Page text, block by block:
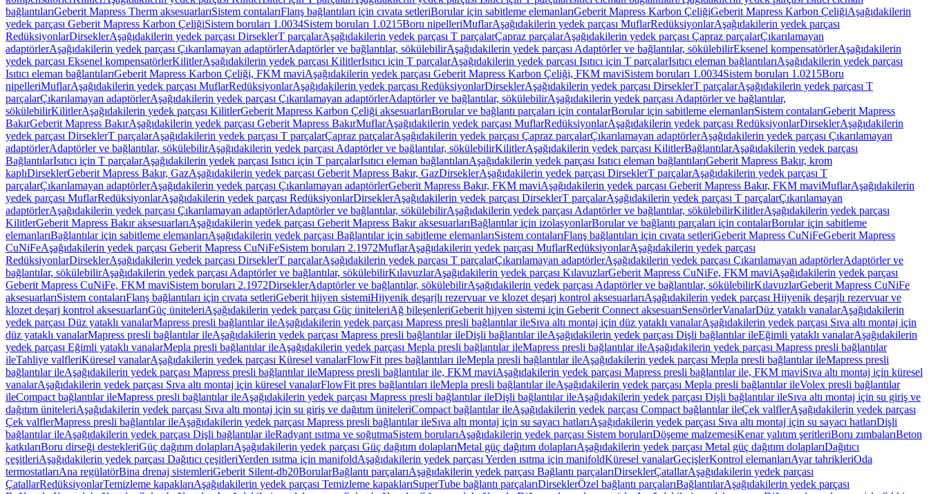
bağlantılarıGeberit Mapress Therm aksesuarlarıSistem contalarıFlanş bağlantıları için cıvata setleriBorular için sabitleme elemanlarıGeberit Mapress Karbon ÇeliğiGeberit Mapress Karbon ÇeliğiAşağıdakilerin
yedek parçası Geberit Mapress Karbon ÇeliğiSistem boruları 1.0034Sistem boruları 1.0215Boru nipelleriMuflarAşağıdakilerin yedek parçası MuflarRedüksiyonlarAşağıdakilerin yedek parçası
RedüksiyonlarDirseklerAşağıdakilerin yedek parçası DirseklerT parçalarAşağıdakilerin yedek parçası T parçalarÇapraz parçalarAşağıdakilerin yedek parçası Çapraz parçalarÇıkarılamayan
adaptörlerAşağıdakilerin yedek parçası Çıkarılamayan adaptörlerAdaptörler ve bağlantılar, sökülebilirAşağıdakilerin yedek parçası Adaptörler ve bağlantılar, sökülebilirEksenel kompensatörlerAşağıdakilerin
yedek parçası Eksenel kompensatörlerKilitlerAşağıdakilerin yedek parçası KilitlerIsıtıcı için T parçalarAşağıdakilerin yedek parçası Isıtıcı için T parçalarIsıtıcı eleman bağlantılarıAşağıdakilerin yedek parçası
Isıtıcı eleman bağlantılarıGeberit Mapress Karbon Çeliği, FKM maviAşağıdakilerin yedek parçası Geberit Mapress Karbon Çeliği, FKM maviSistem boruları 1.0034Sistem boruları 1.0215Boru
nipelleriMuflarAşağıdakilerin yedek parçası MuflarRedüksiyonlarAşağıdakilerin yedek parçası RedüksiyonlarDirseklerAşağıdakilerin yedek parçası DirseklerT parçalarAşağıdakilerin yedek parçası T
parçalarÇıkarılamayan adaptörlerAşağıdakilerin yedek parçası Çıkarılamayan adaptörlerAdaptörler ve bağlantılar, sökülebilirAşağıdakilerin yedek parçası Adaptörler ve bağlantılar,
sökülebilirKilitlerAşağıdakilerin yedek parçası KilitlerGeberit Mapress Karbon Çeliği aksesuarlarıBorular ve bağlantı parçaları için contalarBorular için sabitleme elemanlarıSistem contalarıGeberit Mapress
BakırGeberit Mapress BakırAşağıdakilerin yedek parçası Geberit Mapress BakırMuflarAşağıdakilerin yedek parçası MuflarRedüksiyonlarAşağıdakilerin yedek parçası RedüksiyonlarDirseklerAşağıdakilerin
yedek parçası DirseklerT parçalarAşağıdakilerin yedek parçası T parçalarÇapraz parçalarAşağıdakilerin yedek parçası Çapraz parçalarÇıkarılamayan adaptörlerAşağıdakilerin yedek parçası Çıkarılamayan
adaptörlerAdaptörler ve bağlantılar, sökülebilirAşağıdakilerin yedek parçası Adaptörler ve bağlantılar, sökülebilirKilitlerAşağıdakilerin yedek parçası KilitlerBağlantılarAşağıdakilerin yedek parçası
BağlantılarIsıtıcı için T parçalarAşağıdakilerin yedek parçası Isıtıcı için T parçalarIsıtıcı eleman bağlantılarıAşağıdakilerin yedek parçası Isıtıcı eleman bağlantılarıGeberit Mapress Bakır, krom
kaplıDirseklerGeberit Mapress Bakır, GazAşağıdakilerin yedek parçası Geberit Mapress Bakır, GazDirseklerAşağıdakilerin yedek parçası DirseklerT parçalarAşağıdakilerin yedek parçası T
parçalarÇıkarılamayan adaptörlerAşağıdakilerin yedek parçası Çıkarılamayan adaptörlerGeberit Mapress Bakır, FKM maviAşağıdakilerin yedek parçası Geberit Mapress Bakır, FKM maviMuflarAşağıdakilerin
yedek parçası MuflarRedüksiyonlarAşağıdakilerin yedek parçası RedüksiyonlarDirseklerAşağıdakilerin yedek parçası DirseklerT parçalarAşağıdakilerin yedek parçası T parçalarÇıkarılamayan
adaptörlerAşağıdakilerin yedek parçası Çıkarılamayan adaptörlerAdaptörler ve bağlantılar, sökülebilirAşağıdakilerin yedek parçası Adaptörler ve bağlantılar, sökülebilirKilitlerAşağıdakilerin yedek parçası
KilitlerGeberit Mapress Bakır aksesuarlarıAşağıdakilerin yedek parçası Geberit Mapress Bakır aksesuarlarıBağlantılar için izolasyonlarBorular ve bağlantı parçaları için contalarBorular için sabitleme
elemanlarıBağlantılar için sabitleme elemanlarıAşağıdakilerin yedek parçası Bağlantılar için sabitleme elemanlarıSistem contalarıFlanş bağlantıları için cıvata setleriGeberit Mapress CuNiFeGeberit Mapress
CuNiFeAşağıdakilerin yedek parçası Geberit Mapress CuNiFeSistem boruları 2.1972MuflarAşağıdakilerin yedek parçası MuflarRedüksiyonlarAşağıdakilerin yedek parçası
RedüksiyonlarDirseklerAşağıdakilerin yedek parçası DirseklerT parçalarAşağıdakilerin yedek parçası T parçalarÇıkarılamayan adaptörlerAşağıdakilerin yedek parçası Çıkarılamayan adaptörlerAdaptörler ve
bağlantılar, sökülebilirAşağıdakilerin yedek parçası Adaptörler ve bağlantılar, sökülebilirKılavuzlarAşağıdakilerin yedek parçası KılavuzlarGeberit Mapress CuNiFe, FKM maviAşağıdakilerin yedek parçası
Geberit Mapress CuNiFe, FKM maviSistem boruları 2.1972DirseklerAdaptörler ve bağlantılar, sökülebilirAşağıdakilerin yedek parçası Adaptörler ve bağlantılar, sökülebilirKılavuzlarGeberit Mapress CuNiFe
aksesuarlarıSistem contalarıFlanş bağlantıları için cıvata setleriGeberit hijyen sistemiHijyenik deşarjlı rezervuar ve klozet deşarj kontrol aksesuarlarıAşağıdakilerin yedek parçası Hijyenik deşarjlı rezervuar ve
klozet deşarj kontrol aksesuarlarıGüç üniteleriAşağıdakilerin yedek parçası Güç üniteleriAğ bileşenleriGeberit hijyen sistemi için Geberit Connect aksesuarıSensörlerVanalarDüz yataklı vanalarAşağıdakilerin
yedek parçası Düz yataklı vanalarMapress presli bağlantılar ileAşağıdakilerin yedek parçası Mapress presli bağlantılar ileSıva altı montaj için düz yataklı vanalarAşağıdakilerin yedek parçası Sıva altı montaj için
düz yataklı vanalarMapress presli bağlantılar ileAşağıdakilerin yedek parçası Mapress presli bağlantılar ileDişli bağlantılar ileAşağıdakilerin yedek parçası Dişli bağlantılar ileEğimli yataklı vanalarAşağıdakilerin
yedek parçası Eğimli yataklı vanalarMepla presli bağlantılar ileAşağıdakilerin yedek parçası Mepla presli bağlantılar ileMapress presli bağlantılar ileAşağıdakilerin yedek parçası Mapress presli bağlantılar
ileTahliye valfleriKüresel vanalarAşağıdakilerin yedek parçası Küresel vanalarFlowFit pres bağlantıları ileMepla presli bağlantılar ileAşağıdakilerin yedek parçası Mepla presli bağlantılar ileMapress presli
bağlantılar ileAşağıdakilerin yedek parçası Mapress presli bağlantılar ileMapress presli bağlantılar ile, FKM maviAşağıdakilerin yedek parçası Mapress presli bağlantılar ile, FKM maviSıva altı montaj için küresel
vanalarAşağıdakilerin yedek parçası Sıva altı montaj için küresel vanalarFlowFit pres bağlantıları ileMepla presli bağlantılar ileAşağıdakilerin yedek parçası Mepla presli bağlantılar ileVolex presli bağlantılar
ileCompact bağlantılar ileMapress presli bağlantılar ileAşağıdakilerin yedek parçası Mapress presli bağlantılar ileDişli bağlantılar ileAşağıdakilerin yedek parçası Dişli bağlantılar ileSıva altı montaj için su giriş ve
dağıtım üniteleriAşağıdakilerin yedek parçası Sıva altı montaj için su giriş ve dağıtım üniteleriCompact bağlantılar ileAşağıdakilerin yedek parçası Compact bağlantılar ileÇek valflerAşağıdakilerin yedek parçası
Çek valflerMapress presli bağlantılar ileAşağıdakilerin yedek parçası Mapress presli bağlantılar ileSıva altı montaj için su sayacı hatlarıAşağıdakilerin yedek parçası Sıva altı montaj için su sayacı hatlarıDişli
bağlantılar ileAşağıdakilerin yedek parçası Dişli bağlantılar ileRadyant ısıtma ve soğutmaSistem borularıAşağıdakilerin yedek parçası Sistem borularıDöşeme malzemesiKenar yalıtım şeritleriBoru zımbalarıBeton
katkılarıBoru dirseği destekleriGüç dağıtım dolaplarıAşağıdakilerin yedek parçası Güç dağıtım dolaplarıMetal güç dağıtım dolaplarıAşağıdakilerin yedek parçası Metal güç dağıtım dolaplarıDağıtıcı
çeşitleriAşağıdakilerin yedek parçası Dağıtıcı çeşitleriYerden ısıtma için manifoldAşağıdakilerin yedek parçası Yerden ısıtma için manifoldKüresel vanalarGeçişlerKontrol elemanlarıAyar tahrikleriOda
termostatlarıAna regülatörBina drenaj sistemleriGeberit Silent-db20BorularBağlantı parçalarıAşağıdakilerin yedek parçası Bağlantı parçalarıDirseklerÇatallarAşağıdakilerin yedek parçası
ÇatallarRedüksiyonlarTemizleme kapaklarıAşağıdakilerin yedek parçası Temizleme kapaklarıSuperTube bağlantı parçalarıDirseklerÖzel bağlantı parçalarıBağlantılarAşağıdakilerin yedek parçası